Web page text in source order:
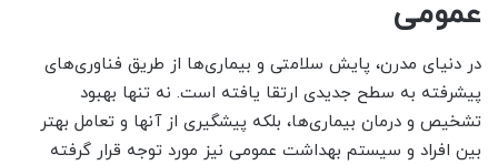
عمومی
در دنیای مدرن، پایش سلامتی و بیماری‌ها از طریق فناوری‌های
پیشرفته به سطح جدیدی ارتقا یافته است. نه تنها بهبود
تشخیص و درمان بیماری‌ها، بلکه پیشگیری از آنها و تعامل بهتر
بین افراد و سیستم بهداشت عمومی نیز مورد توجه قرار گرفته